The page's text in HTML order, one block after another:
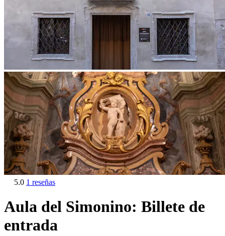
5.0 1 reseñas
Aula del Simonino: Billete de
entrada